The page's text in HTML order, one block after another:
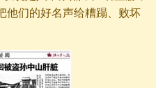
他们的好名声给糟蹋、败坏